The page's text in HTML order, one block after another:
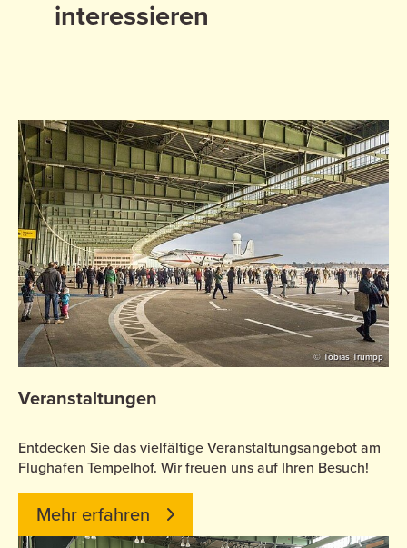
interessieren
© Tobias Trumpp
Veranstaltungen
Entdecken Sie das vielfältige Veranstaltungsangebot am
Flughafen Tempelhof. Wir freuen uns auf Ihren Besuch!
Mehr erfahren